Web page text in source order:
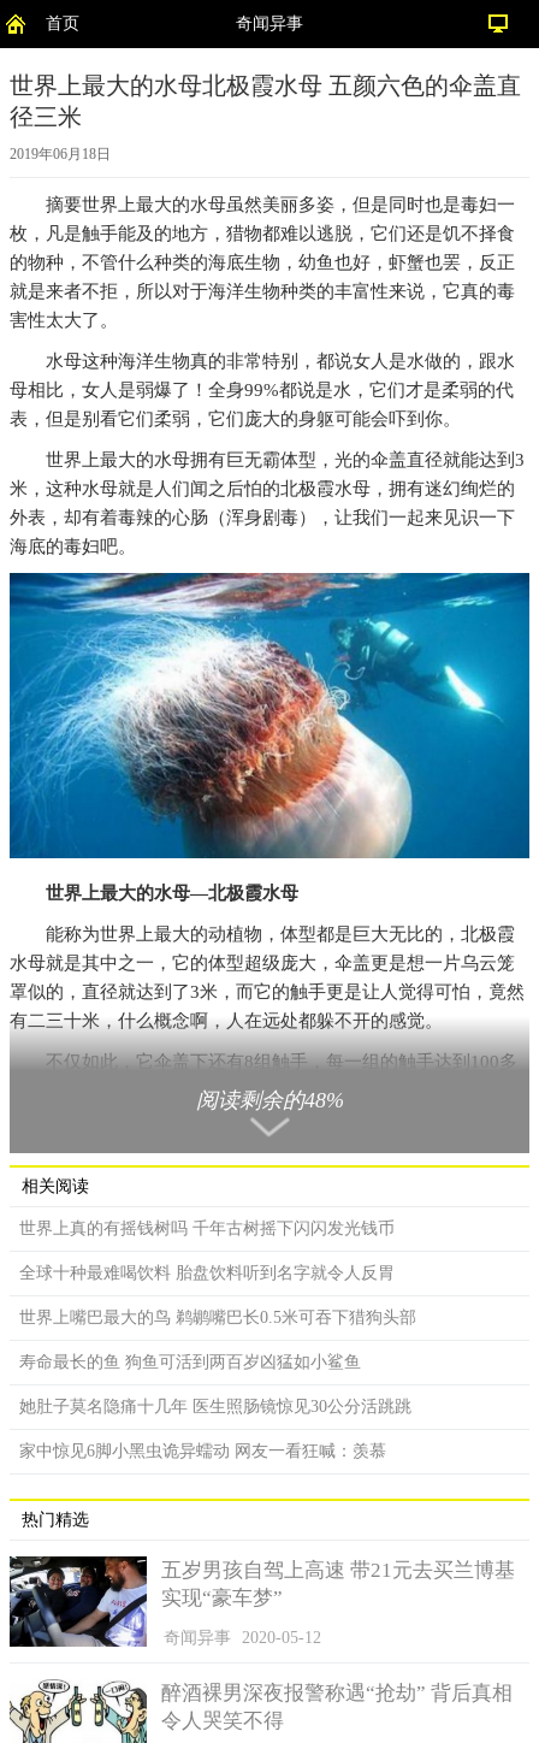
首页 奇闻异事
世界上最大的水母北极霞水母 五颜六色的伞盖直
径三米
2019年06月18日
摘要世界上最大的水母虽然美丽多姿，但是同时也是毒妇一
枚，凡是触手能及的地方，猎物都难以逃脱，它们还是饥不择食
的物种，不管什么种类的海底生物，幼鱼也好，虾蟹也罢，反正
就是来者不拒，所以对于海洋生物种类的丰富性来说，它真的毒
害性太大了。
水母这种海洋生物真的非常特别，都说女人是水做的，跟水
母相比，女人是弱爆了！全身99%都说是水，它们才是柔弱的代
表，但是别看它们柔弱，它们庞大的身躯可能会吓到你。
世界上最大的水母拥有巨无霸体型，光的伞盖直径就能达到3
米，这种水母就是人们闻之后怕的北极霞水母，拥有迷幻绚烂的
外表，却有着毒辣的心肠（浑身剧毒），让我们一起来见识一下
海底的毒妇吧。
世界上最大的水母—北极霞水母
能称为世界上最大的动植物，体型都是巨大无比的，北极霞
水母就是其中之一，它的体型超级庞大，伞盖更是想一片乌云笼
罩似的，直径就达到了3米，而它的触手更是让人觉得可怕，竟然
有二三十米，什么概念啊，人在远处都躲不开的感觉。
不仅如此，它伞盖下还有8组触手，每一组的触手达到100多
根，长度大概在四五十米，而且伸缩自如，能力超强，张开的时
如果说仅仅是网状，没有危害，人们觉得恐怖也就罢了，北
极霞水母的触手都海带有由刺的细胞，这些细胞都含有毒素，它
触手一张开就好像天罗地网似的，什么都不用干，就等着猎物自
于海底生物来说，这么巨大的网，要逃脱是非常困难的。
这么厉害的角色，要说有什么动物能够逃脱，那对于北极霞
还真的就让北极霞水母捕不到，这是为什么呢？
牧渔的体型太小了，在水中的来去自如，北极霞水母的触手
充当了保护伞的角色，它们经常多种北极霞水母底下，等北极霞
的食物，简直的得来全不费工夫的捡漏王。
阅读剩余的48%
相关阅读
世界上真的有摇钱树吗 千年古树摇下闪闪发光钱币
全球十种最难喝饮料 胎盘饮料听到名字就令人反胃
世界上嘴巴最大的鸟 鹈鹕嘴巴长0.5米可吞下猎狗头部
寿命最长的鱼 狗鱼可活到两百岁凶猛如小鲨鱼
她肚子莫名隐痛十几年 医生照肠镜惊见30公分活跳跳
家中惊见6脚小黑虫诡异蠕动 网友一看狂喊：羡慕
热门精选
五岁男孩自驾上高速 带21元去买兰博基
实现“豪车梦”
奇闻异事 2020-05-12
醉酒裸男深夜报警称遇“抢劫” 背后真相
令人哭笑不得